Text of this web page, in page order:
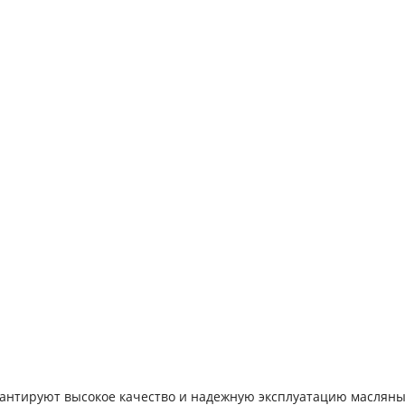
высокое качество и надежную эксплуатацию